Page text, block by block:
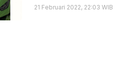
21 Februari 2022, 22:03 WIB